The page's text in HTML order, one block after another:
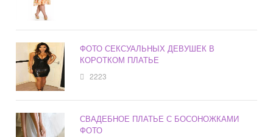
ФОТО СЕКСУАЛЬНЫХ ДЕВУШЕК В
КОРОТКОМ ПЛАТЬЕ
2223
СВАДЕБНОЕ ПЛАТЬЕ С БОСОНОЖКАМИ
ФОТО